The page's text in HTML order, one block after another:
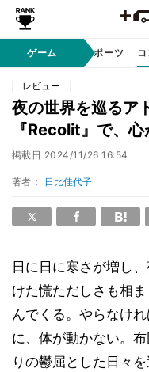
ゲーム eスポーツ
レビュー
夜の世界を巡るア
『Recolit』で、
掲載日 2024/11/26 16:54
著者： 日比佳代子
日に日に寒さが増し
けた慌ただしさも相
んでくる。やらなけ
に、体が動かない。
りの鬱屈とした日々